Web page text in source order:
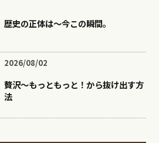
歴史の正体は〜今この瞬間。
2026/08/02
贅沢〜もっともっと！から抜け出す方
法